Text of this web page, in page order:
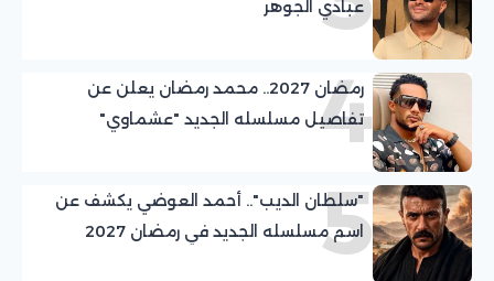
عبادي الجوهر
4
رمضان 2027.. محمد رمضان يعلن عن
تفاصيل مسلسله الجديد "عشماوي"
5
"سلطان الديب".. أحمد العوضي يكشف عن
اسم مسلسله الجديد في رمضان 2027